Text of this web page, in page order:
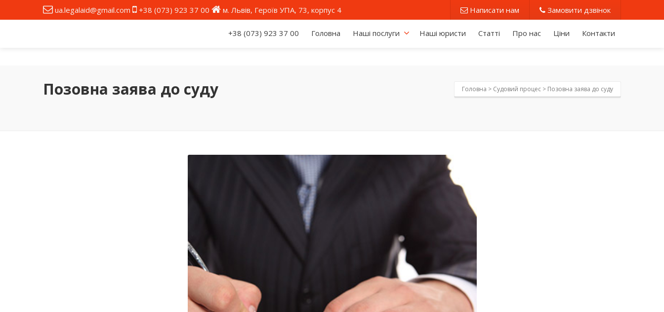
ua.legalaid@gmail.com +38 (073) 923 37 00 м. Львів, Героїв УПА, 73, корпус 4 Написати нам Замовити дзвінок
+38 (073) 923 37 00 Головна Наші послуги Наші юристи Статті Про нас Ціни Контакти
Позовна заява до суду Головна > Судовий процес > Позовна заява до суду